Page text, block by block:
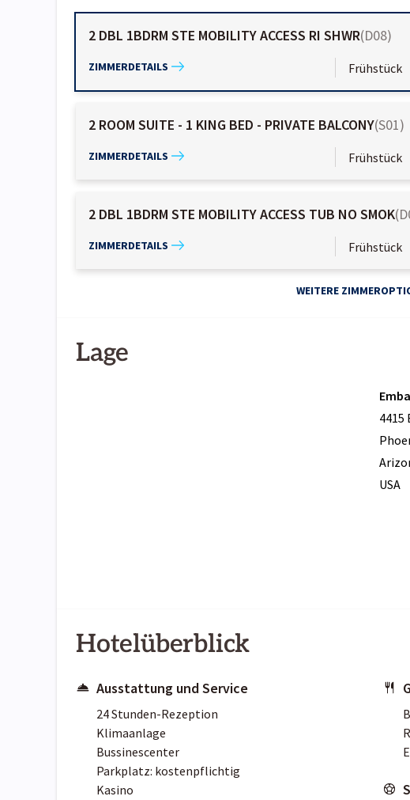
2 DBL 1BDRM STE MOBILITY ACCESS RI SHWR(D08)
ZIMMERDETAILS Frühstück
2 ROOM SUITE - 1 KING BED - PRIVATE BALCONY(S01)
ZIMMERDETAILS Frühstück
2 DBL 1BDRM STE MOBILITY ACCESS TUB NO SMOK(
ZIMMERDETAILS Frühstück
WEITERE
Lage
4415
USA
Hotelüberblick
Ausstattung und Service
24 Stunden-Rezeption
Klimaanlage
Bussinescenter
Parkplatz: kostenpflichtig
Kasino